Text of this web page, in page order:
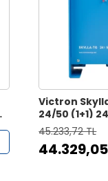
Victron
24/50 (1+1)
Şarj Cihazı
45.233,72 TL